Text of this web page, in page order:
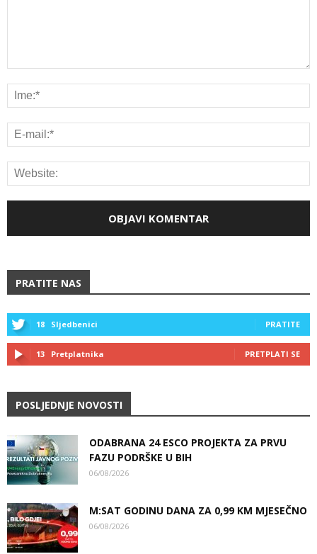
PRATITE NAS
18 Sljedbenici PRATITE
13 Pretplatnika PRETPLATI SE
POSLJEDNJE NOVOSTI
ODABRANA 24 ESCO PROJEKTA ZA PRVU
FAZU PODRŠKE U BIH
06/08/2026
M:SAT GODINU DANA ZA 0,99 KM MJESEČNO
06/08/2026